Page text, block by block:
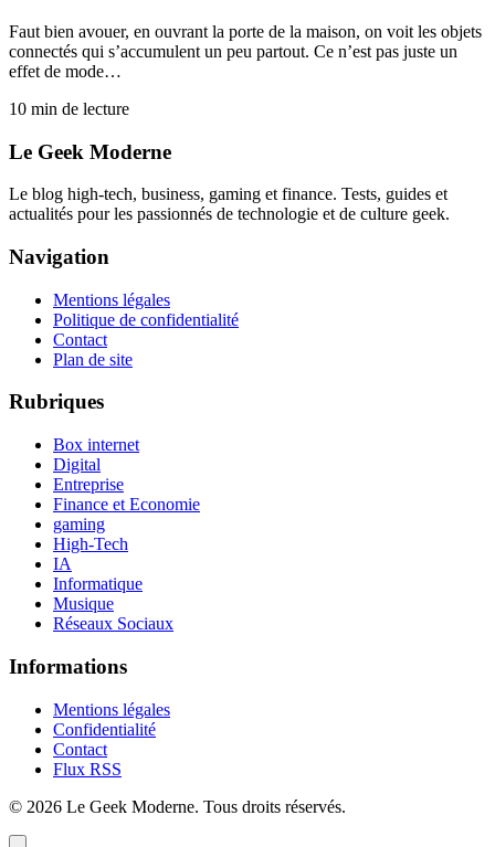
Faut bien avouer, en ouvrant la porte de la maison, on voit les objets
connectés qui s’accumulent un peu partout. Ce n’est pas juste un
effet de mode…
10 min de lecture
Le Geek Moderne
Le blog high-tech, business, gaming et finance. Tests, guides et
actualités pour les passionnés de technologie et de culture geek.
Navigation
Mentions légales
Politique de confidentialité
Contact
Plan de site
Rubriques
Box internet
Digital
Entreprise
Finance et Economie
gaming
High-Tech
IA
Informatique
Musique
Réseaux Sociaux
Informations
Mentions légales
Confidentialité
Contact
Flux RSS
© 2026 Le Geek Moderne. Tous droits réservés.